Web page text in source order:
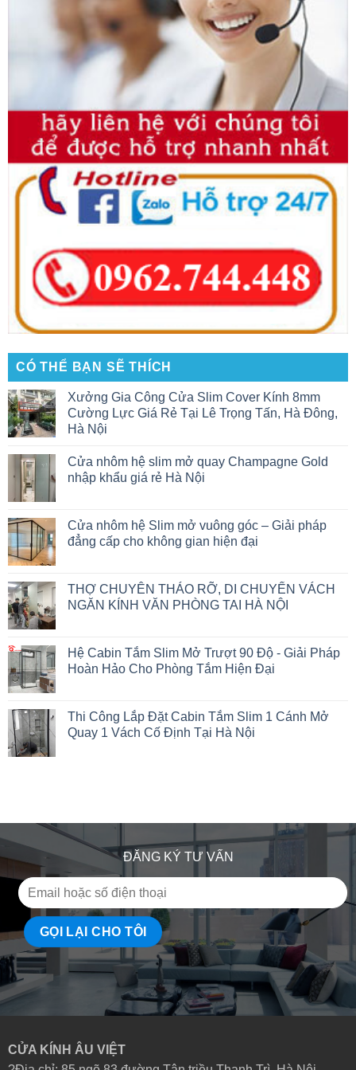
CÓ THỂ BẠN SẼ THÍCH
Xưởng Gia Công Cửa Slim Cover Kính 8mm
Cường Lực Giá Rẻ Tại Lê Trọng Tấn, Hà Đông,
Hà Nội
Cửa nhôm hệ slim mở quay Champagne Gold
nhập khẩu giá rẻ Hà Nội
Cửa nhôm hệ Slim mở vuông góc – Giải pháp
đẳng cấp cho không gian hiện đại
THỢ CHUYÊN THÁO RỠ, DI CHUYỂN VÁCH
NGĂN KÍNH VĂN PHÒNG TAI HÀ NỘI
Hệ Cabin Tắm Slim Mở Trượt 90 Độ - Giải Pháp
Hoàn Hảo Cho Phòng Tắm Hiện Đại
Thi Công Lắp Đặt Cabin Tắm Slim 1 Cánh Mở
Quay 1 Vách Cố Định Tại Hà Nội
ĐĂNG KÝ TƯ VẤN
CỬA KÍNH ÂU VIỆT